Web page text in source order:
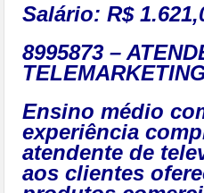
Salário: R$
8995873 –
Ensino médio
experiência
atendente de
aos clientes